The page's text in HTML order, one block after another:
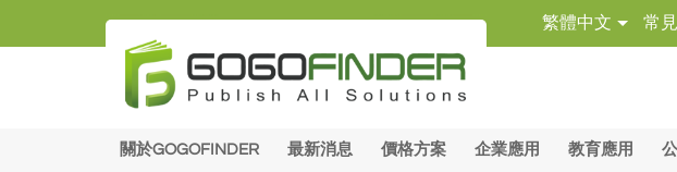
繁體中文 常
關於GOGOFINDER 最新消息 價格方案 企業應用 教育應用